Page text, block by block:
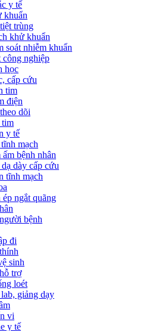
y tế
khuẩn
trùng
khử khuẩn
soát nhiễm khuẩn
công nghiệp
học
cấp cứu
tim
điện
dõi
tim
y tế
mạch
bệnh nhân
dày cấp cứu
tĩnh mạch
ngắt quãng
bệnh
đi
sinh
trợ
loét
giảng dạy
vi
y tế